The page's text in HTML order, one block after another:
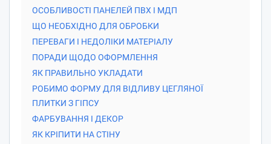
ОСОБЛИВОСТІ ПАНЕЛЕЙ ПВХ І МДП
ЩО НЕОБХІДНО ДЛЯ ОБРОБКИ
ПЕРЕВАГИ І НЕДОЛІКИ МАТЕРІАЛУ
ПОРАДИ ЩОДО ОФОРМЛЕННЯ
ЯК ПРАВИЛЬНО УКЛАДАТИ
РОБИМО ФОРМУ ДЛЯ ВІДЛИВУ ЦЕГЛЯНОЇ
ПЛИТКИ З ГІПСУ
ФАРБУВАННЯ І ДЕКОР
ЯК КРІПИТИ НА СТІНУ